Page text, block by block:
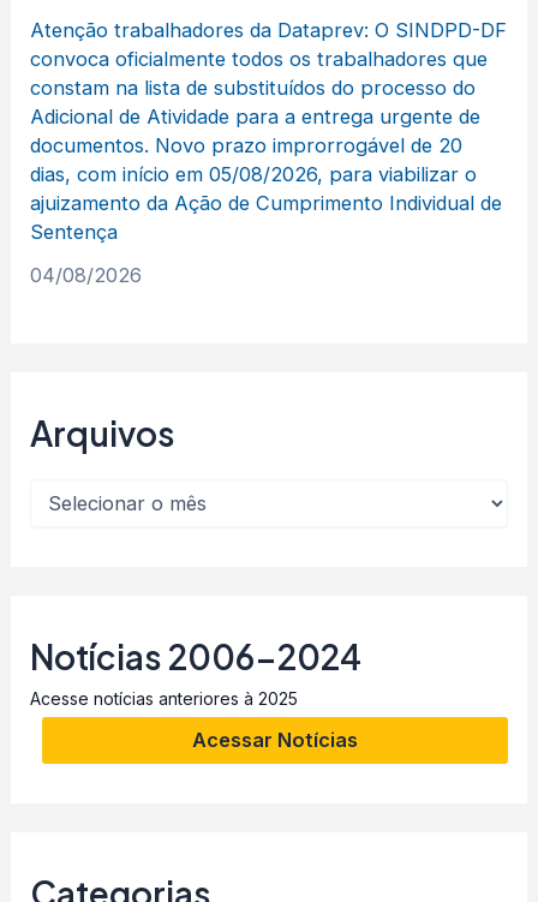
Atenção trabalhadores da Dataprev: O SINDPD-DF
convoca oficialmente todos os trabalhadores que
constam na lista de substituídos do processo do
Adicional de Atividade para a entrega urgente de
documentos. Novo prazo improrrogável de 20
dias, com início em 05/08/2026, para viabilizar o
ajuizamento da Ação de Cumprimento Individual de
Sentença
04/08/2026
Arquivos
Notícias 2006-2024
Acesse notícias anteriores à 2025
Acessar Notícias
Categorias